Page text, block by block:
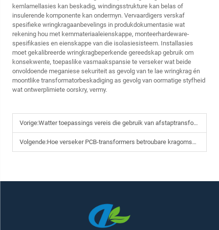
kernlamellasies kan beskadig, windingsstrukture kan belas of
insulerende komponente kan ondermyn. Vervaardigers verskaf
spesifieke wringkragaanbevelings in produkdokumentasie wat
rekening hou met kernmateriaaleienskappe, monteerhardeware-
spesifikasies en eienskappe van die isolasiesisteem. Installasies
moet gekalibreerde wringkragbeperkende gereedskap gebruik om
konsekwente, toepaslike vasmaakspansie te verseker wat beide
onvoldoende meganiese sekuriteit as gevolg van te lae wringkrag én
moontlike transformatorbeskadiging as gevolg van oormatige styfheid
wat ontwerplimiete oorskry, vermy.
Vorige:Watter toepassings vereis die gebruik van afstaptransformators?
Volgende:Hoe verseker PCB-transformers betroubare kragomsetting op stroombane?